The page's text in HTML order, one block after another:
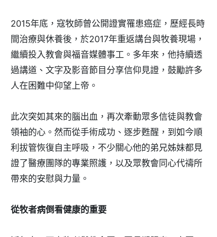
2015年底，寇牧師曾公開證實罹患癌症，歷經長時
間治療與休養後，於2017年重返講台與牧養現場，
繼續投入教會與福音媒體事工。多年來，他持續透
過講道、文字及影音節目分享信仰見證，鼓勵許多
人在困難中仰望上帝。
此次突如其來的腦出血，再次牽動眾多信徒與教會
領袖的心。然而從手術成功、逐步甦醒，到如今順
利拔管恢復自主呼吸，不少關心他的弟兄姊妹都見
證了醫療團隊的專業照護，以及眾教會同心代禱所
帶來的安慰與力量。
從牧者病倒看健康的重要